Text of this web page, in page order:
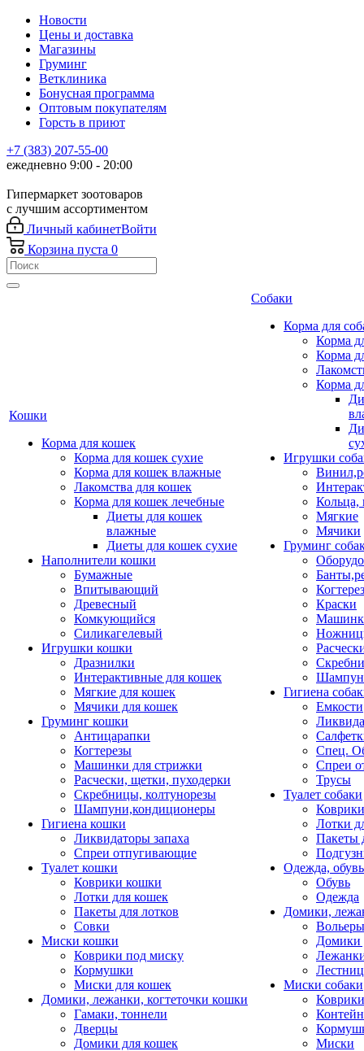
Новости
Цены и доставка
Магазины
Груминг
Ветклиника
Бонусная программа
Оптовым покупателям
Горсть в приют
+7 (383) 207-55-00
ежедневно 9:00 - 20:00
Гипермаркет зоотоваров
с лучшим ассортиментом
Личный кабинетВойти
Корзина пуста 0
Кошки
Корма для кошек
Корма для кошек сухие
Корма для кошек влажные
Лакомства для кошек
Корма для кошек лечебные
Диеты для кошек
влажные
Диеты для кошек сухие
Наполнители кошки
Бумажные
Впитывающий
Древесный
Комкующийся
Силикагелевый
Игрушки кошки
Дразнилки
Интерактивные для кошек
Мягкие для кошек
Мячики для кошек
Груминг кошки
Антицарапки
Когтерезы
Машинки для стрижки
Расчески, щетки, пуходерки
Скребницы, колтунорезы
Шампуни,кондиционеры
Гигиена кошки
Ликвидаторы запаха
Спреи отпугивающие
Туалет кошки
Коврики кошки
Лотки для кошек
Пакеты для лотков
Совки
Миски кошки
Коврики под миску
Кормушки
Миски для кошек
Домики, лежанки, когтеточки кошки
Гамаки, тоннели
Дверцы
Домики для кошек
Собаки
Корма для
Корма
Корма
Корма
Игрушки
Кольца,
Мягкие
Мячики
Груминг
Краски
Гигиена
Емкости
Спец.
Спреи
Трусы
Туалет собаки
Коврики
Лотки
Пакеты
Одежда, обувь
Обувь
Одежда
Домики,
Домики
Миски собаки
Миски